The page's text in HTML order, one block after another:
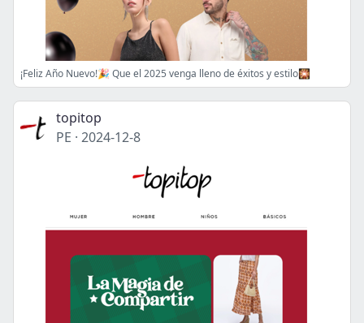
¡Feliz Año Nuevo!🎉 Que el 2025 venga lleno de éxitos y estilo🎇
topitop
PE · 2024-12-8